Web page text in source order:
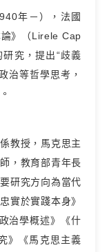
年－），法國
》（Lirele Cap
究，提出“歧義
治等哲學思考，
教授，馬克思主
，教育部青年長
研究方向為當代
實於實踐本身》
治學概述》《什
》《馬克思主義